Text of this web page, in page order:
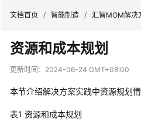
华
为
芯
EDA
文档首页 / 智能制造 / 汇智MOM解决
资源和成本规划
更新时间： 2024-06-24 GMT+08:00
本节介绍解决方案实践中资源规划
表1 资源和成本规划